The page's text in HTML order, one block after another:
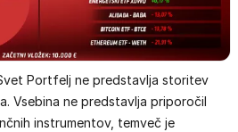
Portfelj ne predstavlja storitev
Vsebina ne predstavlja priporočil
instrumentov, temveč je